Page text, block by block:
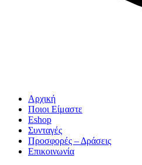
Αρχική
Ποιοι Είμαστε
Eshop
Συνταγές
Προσφορές – Δράσεις
Επικοινωνία